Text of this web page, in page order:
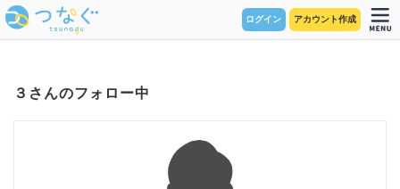
ログイン アカウント作成
３さんのフォロー中